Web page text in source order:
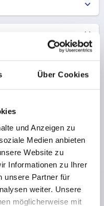
Über Cookies
und Anzeigen zu
Medien anbieten
Website zu
Informationen zu Ihrer
unsere Partner für
weiter. Unsere
möglicherweise mit
K0527